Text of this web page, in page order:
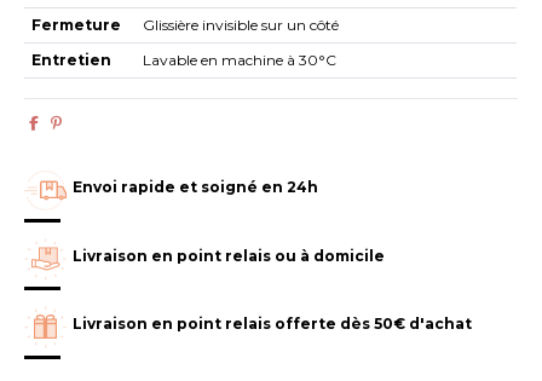
Fermeture
Glissière invisible sur un côté
Entretien
Lavable en machine à 30°C
Envoi rapide et soigné en 24h
Livraison en point relais ou à domicile
Livraison en point relais offerte dès 50€ d'achat